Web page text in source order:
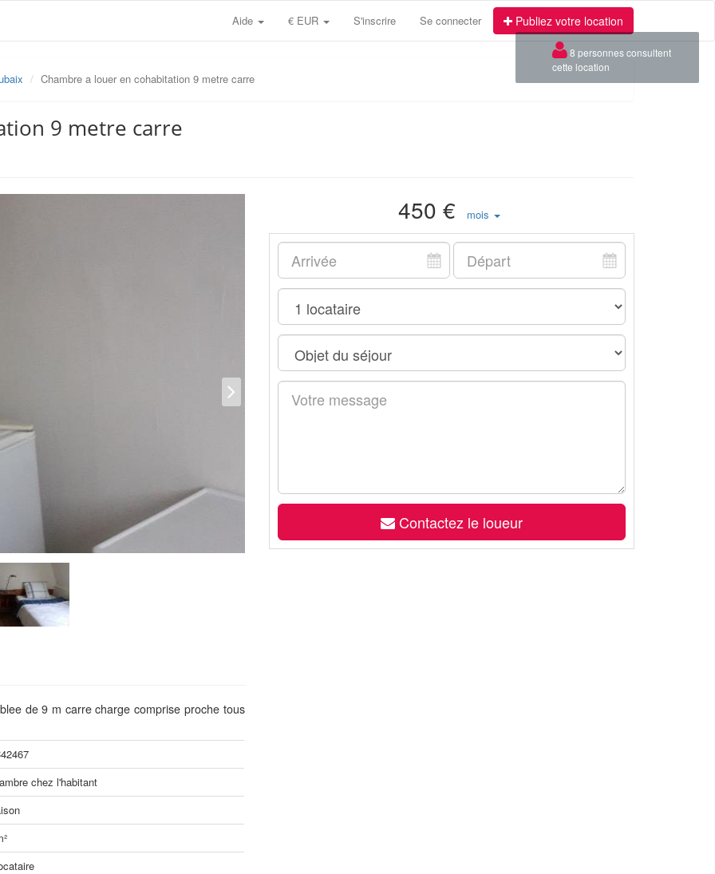
Aide € EUR S'inscrire Se connecter Publiez votre location
Chambre a louer en cohabitation 9 metre carre
9 metre carre
450 € mois
Contactez le loueur
de 9 m carre charge comprise proche tous
chez l'habitant